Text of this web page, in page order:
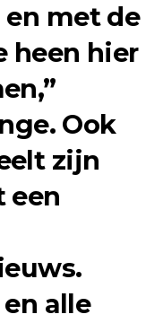
met de
heen hier
Ook
zijn
een
alle